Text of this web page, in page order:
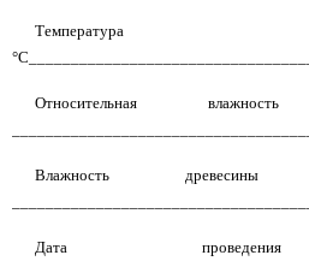
Температура
Относительная
Влажность
Дата